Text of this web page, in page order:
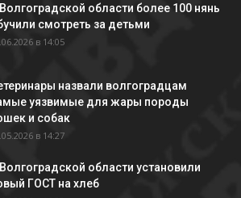
области более 100 нянь
смотреть за детьми
в 14:05
назвали волгоградцам
уязвимые для жары породы
и собак
в 14:27
области установили
ГОСТ на хлеб